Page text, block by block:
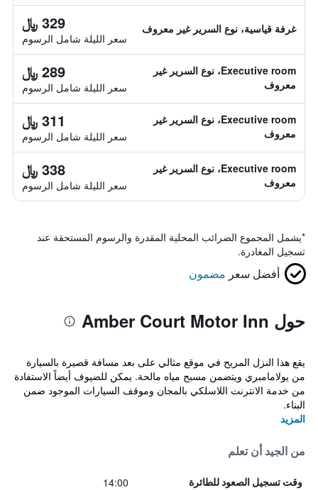
غرفة قياسية، نوع السرير غير معروف 329 ﷼
سعر الليلة شامل الرسوم
Executive room، نوع السرير غير
معروف
289 ﷼
سعر الليلة شامل الرسوم
Executive room، نوع السرير غير
معروف
311 ﷼
سعر الليلة شامل الرسوم
Executive room، نوع السرير غير
معروف
338 ﷼
سعر الليلة شامل الرسوم
*يشمل المجموع الضرائب المحلية المقدرة والرسوم المستحقة عند
تسجيل المغادرة.
أفضل سعر مضمون
حول Amber Court Motor Inn
يقع هذا النزل المريح في موقع مثالي على بعد مسافة قصيرة بالسيارة
من يولامامبري ويتضمن مسبح مياه مالحة. يمكن للضيوف أيضاً الاستفادة
من خدمة الانترنت اللاسلكي بالمجان وموقف السيارات الموجود ضمن
البناء.
المزيد
من الجيد أن تعلم
وقت تسجيل الصعود للطائرة 14:00